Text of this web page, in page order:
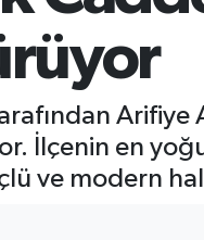
İlçenin en
ve modern